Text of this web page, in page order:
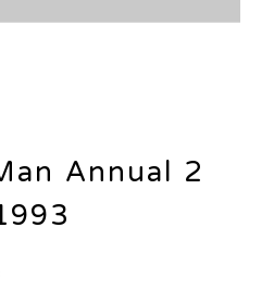
Annual 2